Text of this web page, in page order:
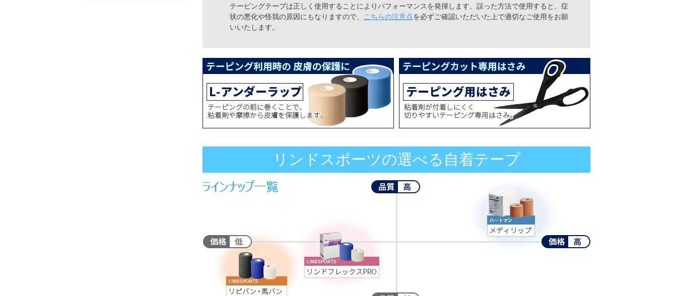
テーピングテープは正しく使用することによりパフォーマンスを発揮します。誤った方法で使用すると、症
状の悪化や怪我の原因にもなりますので、
こちらの注意点を必ずご確認いただいた上で適切なご使用をお願
いいたします。
リンドスポーツの選べる自着テープ